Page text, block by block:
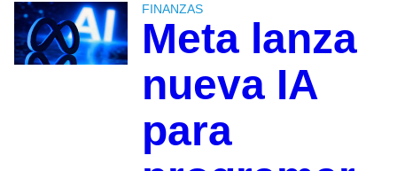
FINANZAS
Meta lanza
nueva IA
para